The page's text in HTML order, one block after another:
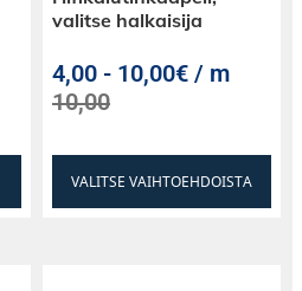
taustalle tarjoten
uudelleen – valitse
valitse halkaisija
4,00 - 10,00€ / m
10,00
VALITSE VAIHTOEHDOISTA